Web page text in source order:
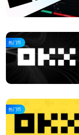
热门币
热门币